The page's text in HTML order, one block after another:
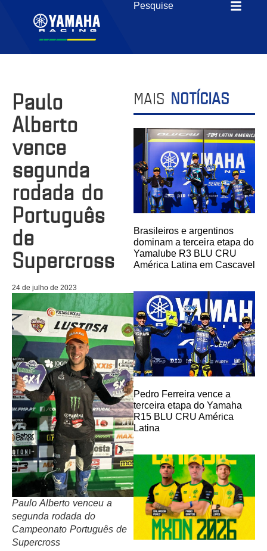
Paulo
Alberto
vence
segunda
rodada do
Português
de
Supercross
24 de julho de 2023
Paulo Alberto venceu a
segunda rodada do
Campeonato Português de
Supercross
MAIS NOTÍCIAS
Brasileiros e argentinos
dominam a terceira etapa do
Yamalube R3 BLU CRU
América Latina em Cascavel
Pedro Ferreira vence a
terceira etapa do Yamaha
R15 BLU CRU América
Latina